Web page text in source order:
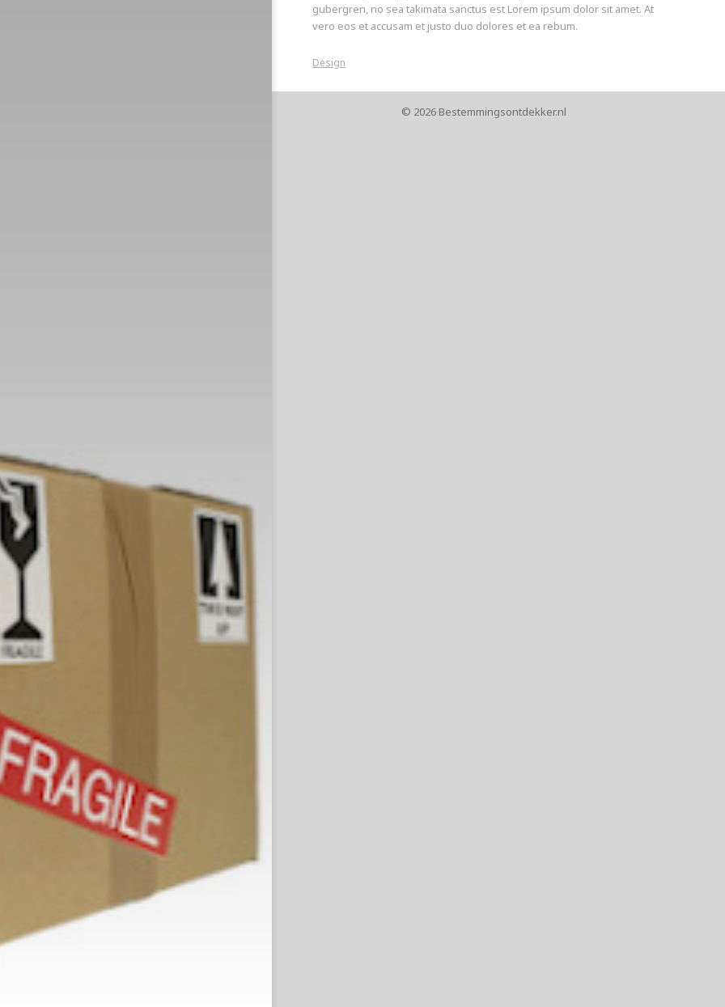
gubergren, no sea takimata sanctus est Lorem ipsum dolor sit amet. At
vero eos et accusam et justo duo dolores et ea rebum.
Design
© 2026 Bestemmingsontdekker.nl